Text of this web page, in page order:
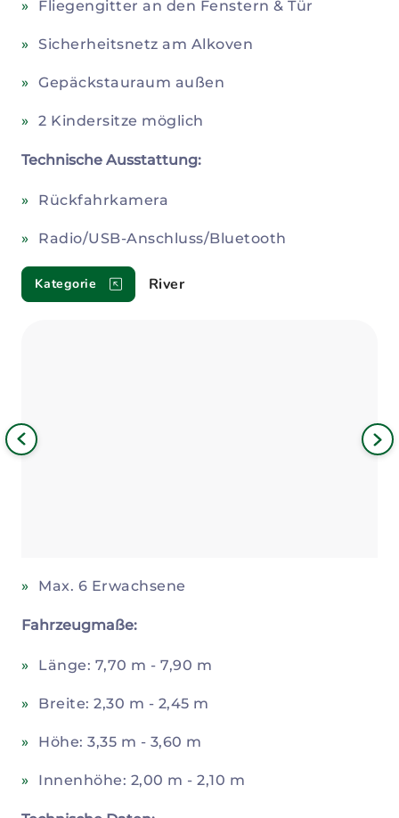
Fliegengitter an den Fenstern & Tür
Sicherheitsnetz am Alkoven
Gepäckstauraum außen
2 Kindersitze möglich
Technische Ausstattung:
Rückfahrkamera
Radio/USB-Anschluss/Bluetooth
Kategorie River
Max. 6 Erwachsene
Fahrzeugmaße:
Länge: 7,70 m - 7,90 m
Breite: 2,30 m - 2,45 m
Höhe: 3,35 m - 3,60 m
Innenhöhe: 2,00 m - 2,10 m